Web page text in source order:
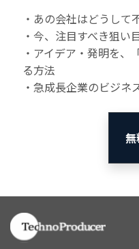
・あの会社はどうして
・今、注目すべき狙い
・アイデア・発明を、
る方法
・急成長企業のビジネ